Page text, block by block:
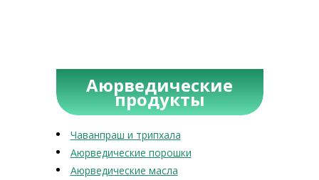
Аюрведические
продукты
Чаванпраш и трипхала
Аюрведические порошки
Аюрведические масла